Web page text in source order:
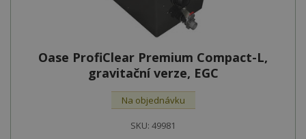
Oase ProfiClear Premium Compact-L,
gravitační verze, EGC
Na objednávku
SKU: 49981